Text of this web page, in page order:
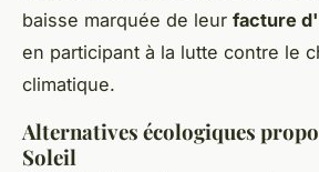
baisse marquée de leur facture
en participant à la lutte contre le
climatique.
Alternatives écologiques
Soleil